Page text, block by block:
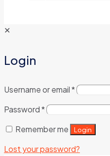
✕
Login
Username or email*
Password*
Remember me
Login
Lost your password?